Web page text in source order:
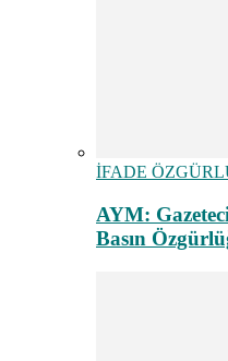
İFADE
AYM:
Basın